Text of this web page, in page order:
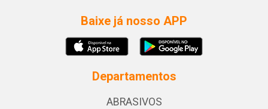
Baixe já nosso APP
Departamentos
ABRASIVOS